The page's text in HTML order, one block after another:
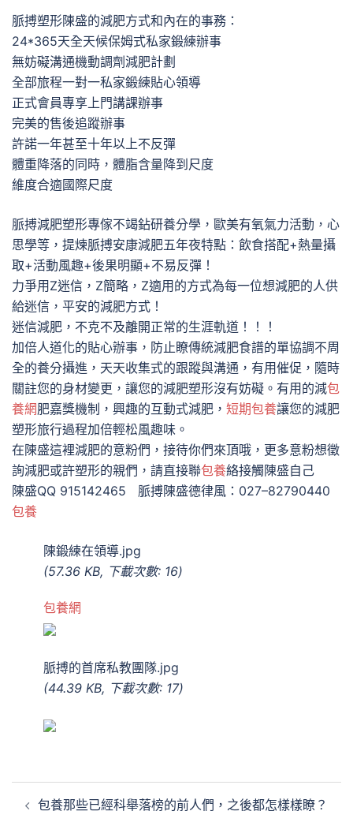
脈搏塑形陳盛的減肥方式和內在的事務：
24*365天全天候保姆式私家鍛練辦事
無妨礙溝通機動調劑減肥計劃
全部旅程一對一私家鍛練貼心領導
正式會員專享上門講課辦事
完美的售後追蹤辦事
許諾一年甚至十年以上不反彈
體重降落的同時，體脂含量降到尺度
維度合適國際尺度
脈搏減肥塑形專傢不竭鉆研養分學，歐美有氧氣力活動，心
思學等，提煉脈搏安康減肥五年夜特點：飲食搭配+熱量攝
取+活動風趣+後果明顯+不易反彈！
力爭用Z迷信，Z簡略，Z適用的方式為每一位想減肥的人供
給迷信，平安的減肥方式！
迷信減肥，不克不及離開正常的生涯軌道！！！
加倍人道化的貼心辦事，防止瞭傳統減肥食譜的單協調不周
全的養分攝進，天天收集式的跟蹤與溝通，有用催促，隨時
關註您的身材變更，讓您的減肥塑形沒有妨礙。有用的減包
養網肥嘉獎機制，興趣的互動式減肥， 短期包養讓您的減肥
塑形旅行過程加倍輕松風趣味。
在陳盛這裡減肥的意粉們，接待你們來頂哦，更多意粉想徵
詢減肥或許塑形的親們，請直接聯包養絡接觸陳盛自己
陳盛QQ 915142465 脈搏陳盛德律風：027–82790440
包養
陳鍛練在領導.jpg
(57.36 KB, 下載次數: 16)
包養網
脈搏的首席私教團隊.jpg
(44.39 KB, 下載次數: 17)
章 包養那些已經科舉落榜的前人們，之後都怎樣樣瞭？